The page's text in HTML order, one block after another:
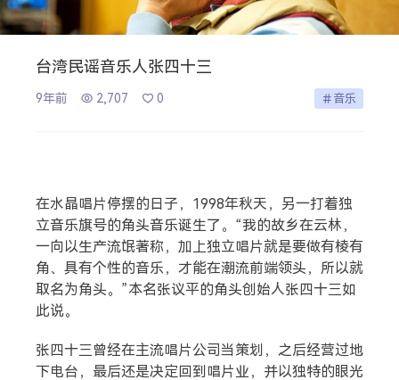
搜索
热门分类
生活 微博
台湾民谣音乐人张四十三
9年前 2,707 0 音乐
在水晶唱片停摆的日子，1998年秋天，另一打着独
立音乐旗号的角头音乐诞生了。“我的故乡在云林，
一向以生产流氓著称，加上独立唱片就是要做有棱有
角、具有个性的音乐，才能在潮流前端领头，所以就
取名为角头。”本名张议平的角头创始人张四十三如
此说。
张四十三曾经在主流唱片公司当策划，之后经营过地
下电台，最后还是决定回到唱片业，并以独特的眼光